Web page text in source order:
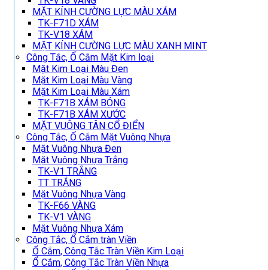
MẶT KÍNH CƯỜNG LỰC MÀU XÁM
TK-F71D XÁM
TK-V18 XÁM
MẶT KÍNH CƯỜNG LỰC MÀU XANH MINT
Công Tắc, Ổ Cắm Mặt Kim loại
Mặt Kim Loại Màu Đen
Mặt Kim Loại Màu Vàng
Mặt Kim Loại Màu Xám
TK-F71B XÁM BÓNG
TK-F71B XÁM XƯỚC
MẶT VUÔNG TÂN CỔ ĐIỂN
Công Tắc, Ổ Cắm Mặt Vuông Nhựa
Mặt Vuông Nhựa Đen
Mặt Vuông Nhựa Trắng
TK-V1 TRẮNG
TT TRẮNG
Mặt Vuông Nhựa Vàng
TK-F66 VÀNG
TK-V1 VÀNG
Mặt Vuông Nhựa Xám
Công Tắc, Ổ Cắm tràn Viền
Ổ Cắm, Công Tắc Tràn Viền Kim Loại
Ổ Cắm, Công Tắc Tràn Viền Nhựa